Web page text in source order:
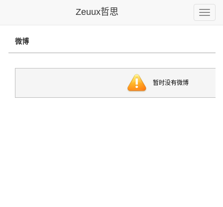
Toggle
Zeuux哲思
微博
暂时没有微博